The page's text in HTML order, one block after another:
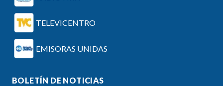
TELEVICENTRO
EMISORAS UNIDAS
BOLETÍN DE NOTICIAS